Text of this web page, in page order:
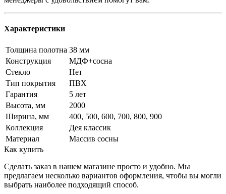
Характеристики
Толщина полотна 38 мм
Конструкция
МДФ+сосна
Стекло
Нет
Тип покрытия
ПВХ
Гарантия
5 лет
Высота, мм
2000
Ширина, мм
400, 500, 600, 700, 800, 900
Коллекция
Дея классик
Материал
Массив сосны
Как купить
Сделать заказ в нашем магазине просто и удобно. Мы
предлагаем несколько вариантов оформления, чтобы вы могли
выбрать наиболее подходящий способ.